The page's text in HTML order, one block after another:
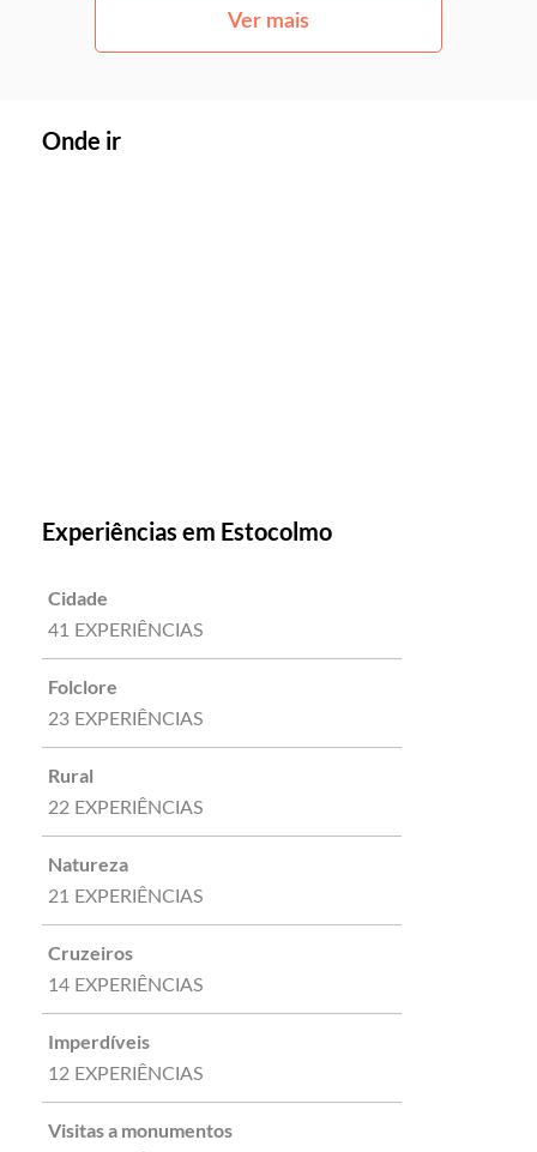
Ver mais
Onde ir
Experiências em Estocolmo
Cidade
41 EXPERIÊNCIAS
Folclore
23 EXPERIÊNCIAS
Rural
22 EXPERIÊNCIAS
Natureza
21 EXPERIÊNCIAS
Cruzeiros
14 EXPERIÊNCIAS
Imperdíveis
12 EXPERIÊNCIAS
Visitas a monumentos